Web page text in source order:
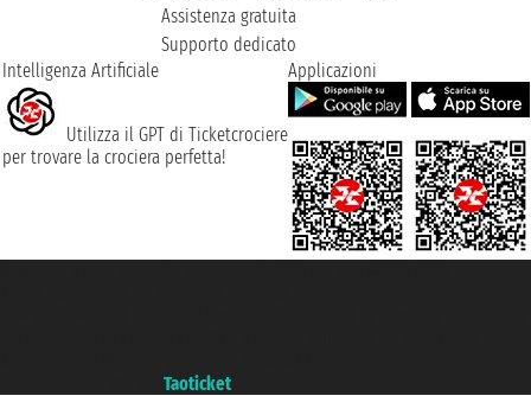
Assistenza gratuita
Supporto dedicato
Intelligenza Artificiale
Utilizza il GPT di Ticketcrociere
per trovare la crociera perfetta!
Applicazioni
Taoticket